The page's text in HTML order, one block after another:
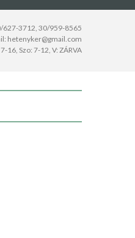
627-3712, 30/959-8565
hetenyker@gmail.com
16, Szo: 7-12, V: ZÁRVA